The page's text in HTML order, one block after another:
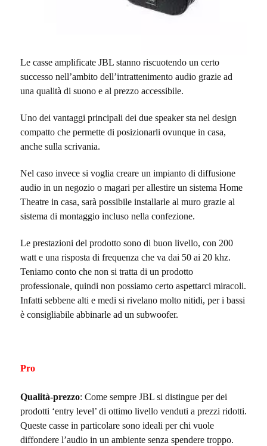
Le casse amplificate JBL stanno riscuotendo un certo
successo nell’ambito dell’intrattenimento audio grazie ad
una qualità di suono e al prezzo accessibile.
Uno dei vantaggi principali dei due speaker sta nel design
compatto che permette di posizionarli ovunque in casa,
anche sulla scrivania.
Nel caso invece si voglia creare un impianto di diffusione
audio in un negozio o magari per allestire un sistema Home
Theatre in casa, sarà possibile installarle al muro grazie al
sistema di montaggio incluso nella confezione.
Le prestazioni del prodotto sono di buon livello, con 200
watt e una risposta di frequenza che va dai 50 ai 20 khz.
Teniamo conto che non si tratta di un prodotto
professionale, quindi non possiamo certo aspettarci miracoli.
Infatti sebbene alti e medi si rivelano molto nitidi, per i bassi
è consigliabile abbinarle ad un subwoofer.
Pro
Qualità-prezzo: Come sempre JBL si distingue per dei
prodotti ‘entry level’ di ottimo livello venduti a prezzi ridotti.
Queste casse in particolare sono ideali per chi vuole
diffondere l’audio in un ambiente senza spendere troppo.